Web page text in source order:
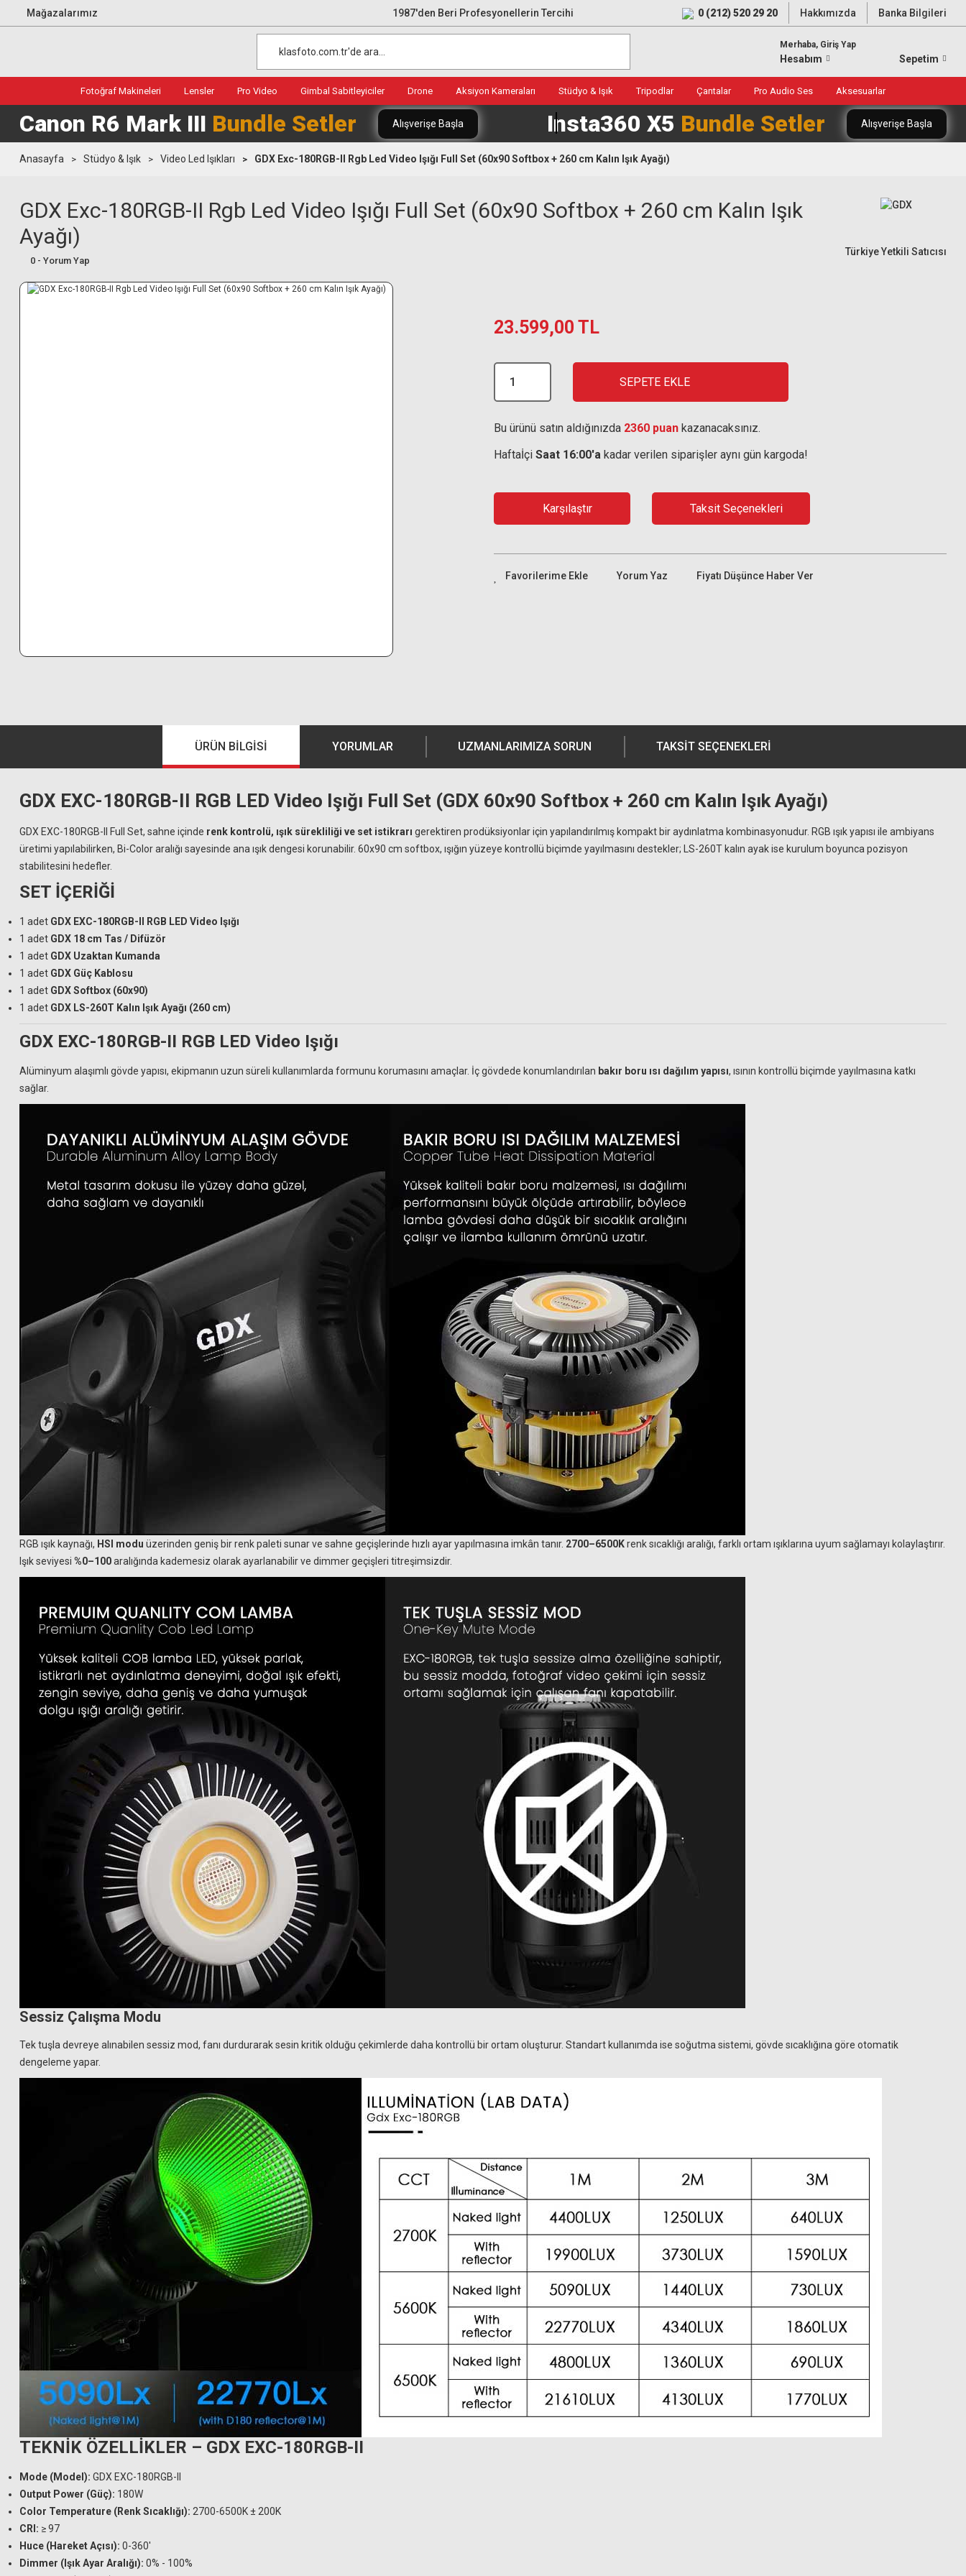
Mağazalarımız 1987'den Beri Profesyonellerin Tercihi 0 (212) 520 29 20 Hakkımızda Banka Bilgileri
Merhaba, Giriş Yap
Hesabım Sepetim
Fotoğraf Makineleri Lensler Pro Video Gimbal Sabitleyiciler Drone Aksiyon Kameraları Stüdyo & Işık Tripodlar Çantalar Pro Audio Ses Aksesuarlar
Canon R6 Mark III Bundle Setler Alışverişe Başla Insta360 X5 Bundle Setler Alışverişe Başla
Anasayfa Stüdyo & Işık Video Led Işıkları GDX Exc-180RGB-II Rgb Led Video Işığı Full Set (60x90 Softbox + 260 cm Kalın Işık Ayağı)
GDX Exc-180RGB-II Rgb Led Video Işığı Full Set (60x90 Softbox + 260 cm Kalın Işık
Ayağı)
0 - Yorum Yap
Türkiye Yetkili Satıcısı
23.599,00 TL
SEPETE EKLE
Bu ürünü satın aldığınızda 2360 puan kazanacaksınız.
Haftaİçi Saat 16:00'a kadar verilen siparişler aynı gün kargoda!
Karşılaştır Taksit Seçenekleri
Yorum Yaz Fiyatı Düşünce Haber Ver
ÜRÜN BILGISI YORUMLAR UZMANLARIMIZA SORUN TAKSIT SEÇENEKLERI
GDX EXC-180RGB-II RGB LED Video Işığı Full Set (GDX 60x90 Softbox + 260 cm Kalın Işık Ayağı)
GDX EXC-180RGB-II Full Set, sahne içinde renk kontrolü, ışık sürekliliği ve set istikrarı gerektiren prodüksiyonlar için yapılandırılmış kompakt bir aydınlatma kombinasyonudur. RGB ışık yapısı ile ambiyans
üretimi yapılabilirken, Bi-Color aralığı sayesinde ana ışık dengesi korunabilir. 60x90 cm softbox, ışığın yüzeye kontrollü biçimde yayılmasını destekler; LS-260T kalın ayak ise kurulum boyunca pozisyon
stabilitesini hedefler.
SET İÇERİĞİ
1 adet GDX EXC-180RGB-II RGB LED Video Işığı
1 adet GDX 18 cm Tas / Difüzör
1 adet GDX Uzaktan Kumanda
1 adet GDX Güç Kablosu
1 adet GDX Softbox (60x90)
1 adet GDX LS-260T Kalın Işık Ayağı (260 cm)
GDX EXC-180RGB-II RGB LED Video Işığı
Alüminyum alaşımlı gövde yapısı, ekipmanın uzun süreli kullanımlarda formunu korumasını amaçlar. İç gövdede konumlandırılan bakır boru ısı dağılım yapısı, ısının kontrollü biçimde yayılmasına katkı
sağlar.
RGB ışık kaynağı, HSI modu üzerinden geniş bir renk paleti sunar ve sahne geçişlerinde hızlı ayar yapılmasına imkân tanır. 2700–6500Krenk sıcaklığı aralığı, farklı ortam ışıklarına uyum sağlamayı kolaylaştırır.
Işık seviyesi %0–100aralığında kademesiz olarak ayarlanabilir ve dimmer geçişleri titreşimsizdir.
Sessiz Çalışma Modu
Tek tuşla devreye alınabilen sessiz mod, fanı durdurarak sesin kritik olduğu çekimlerde daha kontrollü bir ortam oluşturur. Standart kullanımda ise soğutma sistemi, gövde sıcaklığına göre otomatik
dengeleme yapar.
TEKNİK ÖZELLİKLER – GDX EXC-180RGB-II
Mode (Model): GDX EXC-180RGB-II
Output Power (Güç): 180W
Color Temperature (Renk Sıcaklığı): 2700-6500K ± 200K
CRI: ≥ 97
Huce (Hareket Açısı): 0-360'
Dimmer (Işık Ayar Aralığı): 0% - 100%